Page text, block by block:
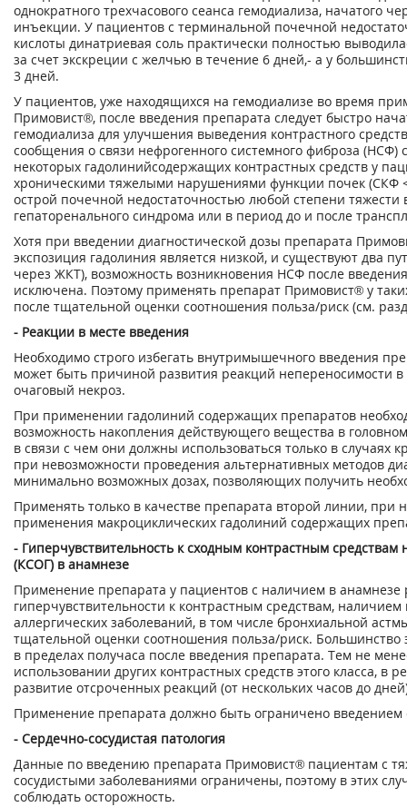
однократного трехчасового сеанса гемодиализа, начатого
инъекции. У пациентов с терминальной почечной
кислоты динатриевая соль практически полностью
за счет экскреции с желчью в течение 6 дней,- а у
3 дней.
У пациентов, уже находящихся на гемодиализе во время
Примовист®, после введения препарата следует быстро
гемодиализа для улучшения выведения контрастного
сообщения о связи нефрогенного системного фиброза (НСФ)
некоторых гадолинийсодержащих контрастных средств у
хроническими тяжелыми нарушениями функции почек (СКФ
острой почечной недостаточностью любой степени тяжести
гепаторенального синдрома или в период до и после
Хотя при введении диагностической дозы препарата
экспозиция гадолиния является низкой, и существуют два
через ЖКТ), возможность возникновения НСФ после
исключена. Поэтому применять препарат Примовист® у
после тщательной оценки соотношения польза/риск (см.
- Реакции в месте введения
Необходимо строго избегать внутримышечного введения
может быть причиной развития реакций непереносимости
очаговый некроз.
При применении гадолиний содержащих препаратов
возможность накопления действующего вещества в
в связи с чем они должны использоваться только в случаях
при невозможности проведения альтернативных методов
минимально возможных дозах, позволяющих получить
Применять только в качестве препарата второй линии, при
применения макроциклических гадолиний содержащих
- Гиперчувствительность к сходным контрастным средствам
(КСОГ) в анамнезе
Применение препарата у пациентов с наличием в анамнезе
гиперчувствительности к контрастным средствам,
аллергических заболеваний, в том числе бронхиальной
тщательной оценки соотношения польза/риск. Большинство
в пределах получаса после введения препарата. Тем не
использовании других контрастных средств этого класса, в
развитие отсроченных реакций (от нескольких часов до
Применение препарата должно быть ограничено введением
- Сердечно-сосудистая патология
Данные по введению препарата Примовист® пациентам с
сосудистыми заболеваниями ограничены, поэтому в этих
соблюдать осторожность.